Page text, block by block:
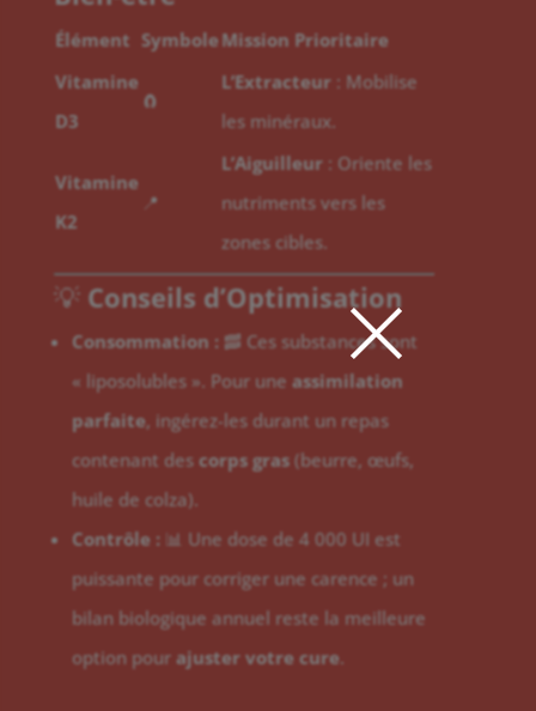
Élément SymboleMission Prioritaire
Vitamine
D3
🧲
L’Extracteur : Mobilise
les minéraux.
Vitamine
K2
📍
L’Aiguilleur : Oriente les
nutriments vers les
zones cibles.
💡 Conseils d’Optimisation
Consommation : 🥓 Ces substances sont
« liposolubles ». Pour une assimilation
parfaite, ingérez-les durant un repas
contenant des corps gras(beurre, œufs,
huile de colza).
Contrôle : 📊 Une dose de 4 000 UI est
puissante pour corriger une carence ; un
bilan biologique annuel reste la meilleure
option pour ajuster votre cure.
×